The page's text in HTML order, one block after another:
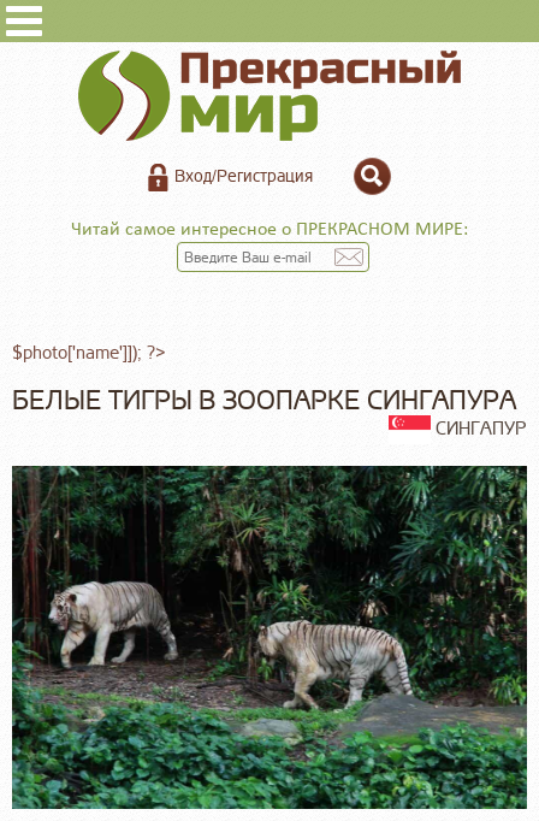
Вход/Регистрация
Читай самое интересное о ПРЕКРАСНОМ МИРЕ:
$photo['name']]); ?>
БЕЛЫЕ ТИГРЫ В ЗООПАРКЕ СИНГАПУРА
СИНГАПУР